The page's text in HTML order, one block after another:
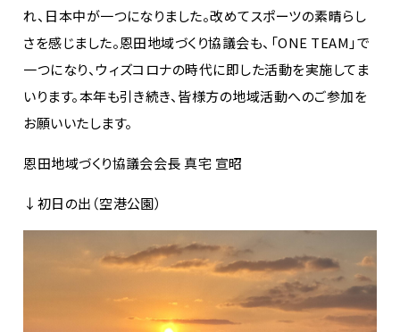
れ、日本中が一つになりました。改めてスポーツの素晴らし
さを感じました。恩田地域づくり協議会も、「ONE TEAM」で
一つになり、ウィズコロナの時代に即した活動を実施してま
いります。本年も引き続き、皆様方の地域活動へのご参加を
お願いいたします。
恩田地域づくり協議会会長 真宅 宣昭
↓初日の出（空港公園）